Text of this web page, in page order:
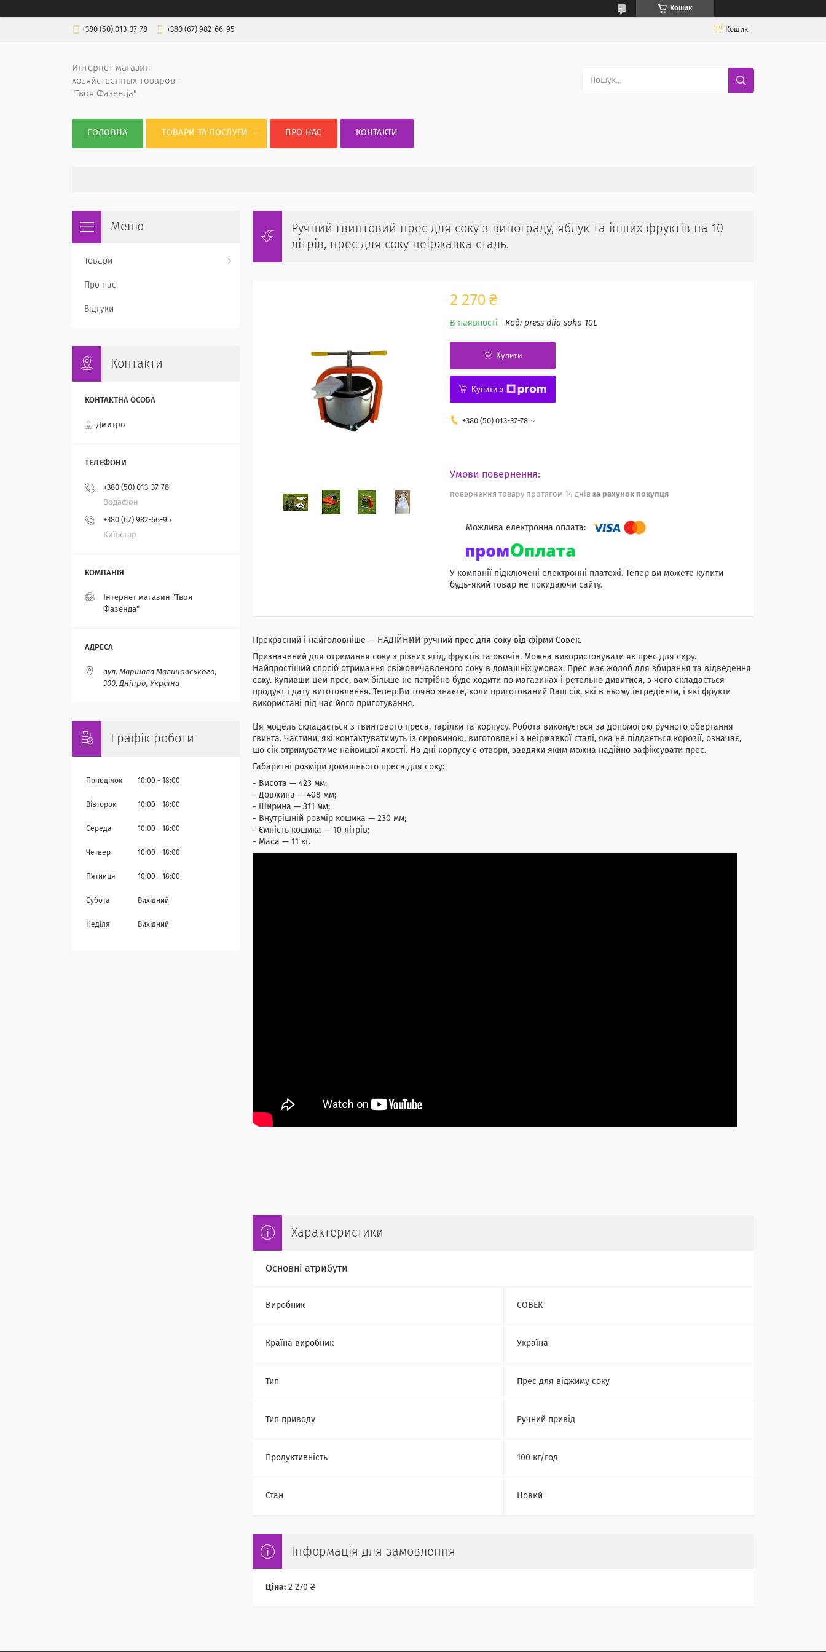
Кошик
+380 (50) 013-37-78 +380 (67) 982-66-95 Кошик
Интернет магазин
хозяйственных товаров -
"Твоя Фазенда".
ГОЛОВНА ТОВАРИ ТА ПОСЛУГИ ПРО НАС КОНТАКТИ
Ручний гвинтовий прес для соку з винограду, яблук та інших фруктів на 10
літрів, прес для соку неіржавка сталь.
2 270 ₴
В наявності Код: press dlia soka 10L
Купити
Купити з
+380 (50) 013-37-78
повернення товару протягом 14 днів за рахунок покупця
У компанії підключені електронні платежі. Тепер ви можете купити
будь-який товар не покидаючи сайту.
Прекрасний і найголовніше — НАДІЙНИЙ ручний прес для соку від фірми Совек.
Призначений для отримання соку з різних ягід, фруктів та овочів. Можна використовувати як прес для сиру.
Найпростіший спосіб отримання свіжовичавленого соку в домашніх умовах. Прес має жолоб для збирання та відведення
соку. Купивши цей прес, вам більше не потрібно буде ходити по магазинах і ретельно дивитися, з чого складається
продукт і дату виготовлення. Тепер Ви точно знаєте, коли приготований Ваш сік, які в ньому інгредієнти, і які фрукти
використані під час його приготування.
Ця модель складається з гвинтового преса, тарілки та корпусу. Робота виконується за допомогою ручного обертання
гвинта. Частини, які контактуватимуть із сировиною, виготовлені з неіржавкої сталі, яка не піддається корозії, означає,
що сік отримуватиме найвищої якості. На дні корпусу є отвори, завдяки яким можна надійно зафіксувати прес.
Габаритні розміри домашнього преса для соку:
- Висота — 423 мм;
- Довжина — 408 мм;
- Ширина — 311 мм;
- Внутрішній розмір кошика — 230 мм;
- Ємність кошика — 10 літрів;
- Маса — 11 кг.
Характеристики
Основні атрибути
Виробник СОВЕК
Країна виробник Україна
Тип Прес для віджиму соку
Тип приводу Ручний привід
Продуктивність 100 кг/год
Стан Новий
Інформація для замовлення
Ціна: 2 270 ₴
Товари
Про нас
Відгуки
Контакти
Дмитро
+380 (50) 013-37-78
Водафон
+380 (67) 982-66-95
Київстар
Інтернет магазин "Твоя
Фазенда"
вул. Маршала Малиновського,
300, Дніпро, Україна
Графік роботи
Понеділок 10:00 18:00
Вівторок 10:00 18:00
Середа 10:00 18:00
Четвер 10:00 18:00
Пʼятниця 10:00 18:00
Субота Вихідний
Неділя Вихідний